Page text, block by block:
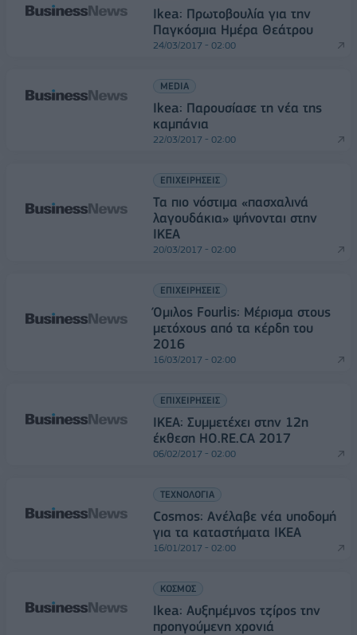
Ikea: Πρωτοβουλία για την
Παγκόσμια Ημέρα Θεάτρου
24/03/2017 - 02:00
MEDIA
Ikea: Παρουσίασε τη νέα της
καμπάνια
22/03/2017 - 02:00
ΕΠΙΧΕΙΡΗΣΕΙΣ
Τα πιο νόστιμα «πασχαλινά
λαγουδάκια» ψήνονται στην
ΙΚΕΑ
20/03/2017 - 02:00
ΕΠΙΧΕΙΡΗΣΕΙΣ
Όμιλος Fourlis: Μέρισμα στους
μετόχους από τα κέρδη του
2016
16/03/2017 - 02:00
ΕΠΙΧΕΙΡΗΣΕΙΣ
ΙΚΕΑ: Συμμετέχει στην 12η
έκθεση HO.RE.CA 2017
06/02/2017 - 02:00
ΤΕΧΝΟΛΟΓΙΑ
Cosmos: Ανέλαβε νέα υποδομή
για τα καταστήματα ΙΚΕΑ
16/01/2017 - 02:00
ΚΟΣΜΟΣ
Ikea: Αυξημέμνος τζίρος την
προηγούμενη χρονιά